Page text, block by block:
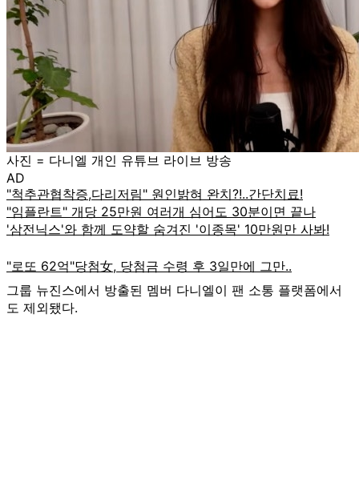
사진 = 다니엘 개인 유튜브 라이브 방송
AD
그룹 뉴진스에서 방출된 멤버 다니엘이 팬 소통 플랫폼에서
도 제외됐다.